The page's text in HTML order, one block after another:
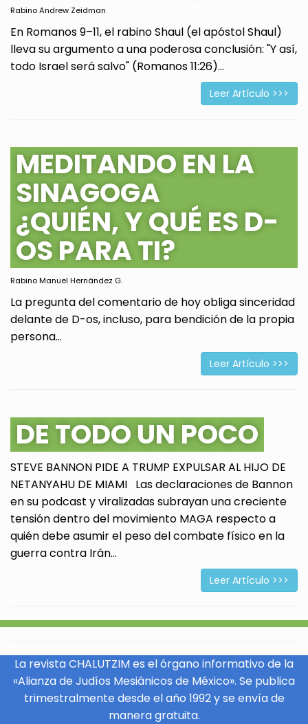
Rabino Andrew Zeidman
En Romanos 9–11, el rabino Shaul (el apóstol Shaul)
lleva su argumento a una poderosa conclusión: "Y así,
todo Israel será salvo" (Romanos 11:26)...
Leer Artículo >>>
MEDITANDO EN LA
SINAGOGA
¿QUIÉN, Y QUÉ ES D-
OS PARA TI?
Rabino Manuel Hernández G.
La pregunta del comentario de hoy obliga sinceridad
delante de D-os, incluso, para bendición de la propia
persona...
Leer Artículo >>>
DE TODO UN POCO
STEVE BANNON PIDE A TRUMP EXPULSAR AL HIJO DE
NETANYAHU DE MIAMI Las declaraciones de Bannon
en su podcast y viralizadas subrayan una creciente
tensión dentro del movimiento MAGA respecto a
quién debe asumir el peso del combate físico en la
guerra contra Irán...
Leer Artículo >>>
La revista CHALUTZIM es el órgano informativo de la
«Alianza de Judíos Mesiánicos de México». Se publica
trimestralmente desde el año 1992 y se envía de
manera gratuita.